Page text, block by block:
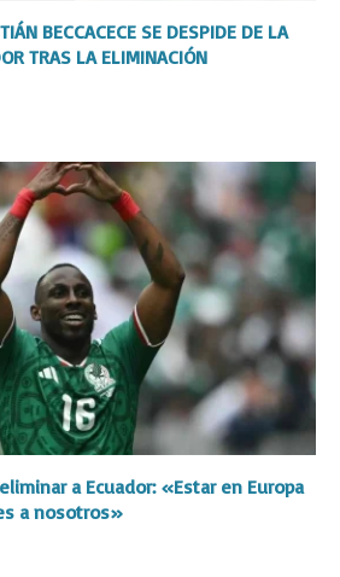
BECCACECE SE DESPIDE DE LA
TRAS LA ELIMINACIÓN
a Ecuador: «Estar en Europa
a nosotros»